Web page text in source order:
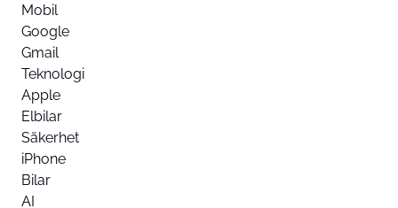
Mobil
Google
Gmail
Teknologi
Apple
Elbilar
Säkerhet
iPhone
Bilar
AI